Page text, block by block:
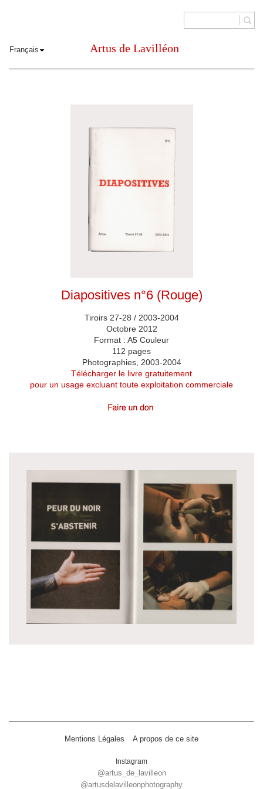
Artus de Lavilléon
Diapositives n°6 (Rouge)
Tiroirs 27-28 / 2003-2004
Octobre 2012
Format : A5 Couleur
112 pages
Photographies, 2003-2004
Télécharger le livre gratuitement
pour un usage excluant toute exploitation commerciale
Mentions Légales A propos de ce site
Instagram
@artus_de_lavilleon
@artusdelavilleonphotography